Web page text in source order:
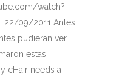
watch?
22/09/2011 Antes
pudieran ver
estas
cHair needs a